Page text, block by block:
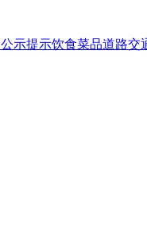
公示提示饮食菜品道路交